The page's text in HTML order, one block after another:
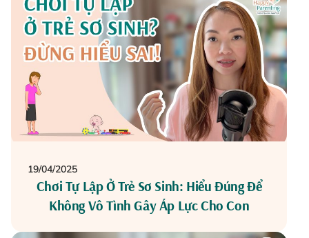
19/04/2025
Chơi Tự Lập Ở Trẻ Sơ Sinh: Hiểu Đúng Để
Không Vô Tình Gây Áp Lực Cho Con